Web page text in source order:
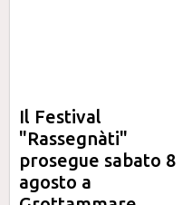
Il Festival
"Rassegnàti"
prosegue sabato 8
agosto a